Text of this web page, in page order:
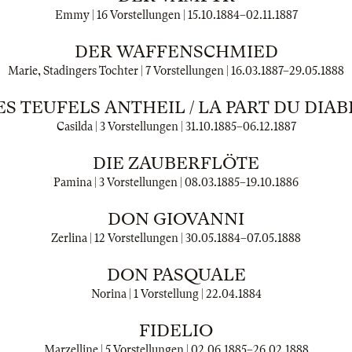
Emmy | 16 Vorstellungen | 15.10.1884–02.11.1887
DER WAFFENSCHMIED
Marie, Stadingers Tochter | 7 Vorstellungen | 16.03.1887–29.05.1888
TEUFELS ANTHEIL / LA PART DU
Casilda | 3 Vorstellungen | 31.10.1885–06.12.1887
DIE ZAUBERFLÖTE
Pamina | 3 Vorstellungen | 08.03.1885–19.10.1886
DON GIOVANNI
Zerlina | 12 Vorstellungen | 30.05.1884–07.05.1888
DON PASQUALE
Norina | 1 Vorstellung | 22.04.1884
FIDELIO